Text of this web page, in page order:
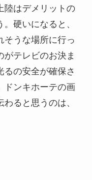
陸はデメリットの
硬いになると、
そうな場所に行っ
がテレビのお決ま
るの安全が確保さ
ドンキホーテの画
ると思うのは、